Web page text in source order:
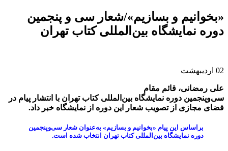
«بخوانیم و بسازیم»/شعار سی‌ و پنجمین
دوره نمایشگاه بین‌المللی کتاب تهران
02 اردیبهشت
علی رمضانی، قائم مقام
سی‌وپنجمین دوره نمایشگاه بین‌المللی کتاب تهران با انتشار پیام در
فضای مجازی از تصویب شعار این دوره از نمایشگاه خبر داد.
براساس این پیام «بخوانیم و بسازیم» به‌عنوان شعار سی‌وپنجمین
دوره نمایشگاه بین‌المللی کتاب تهران انتخاب شده است.